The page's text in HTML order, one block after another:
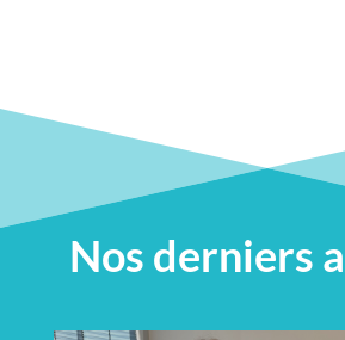
Nos derniers